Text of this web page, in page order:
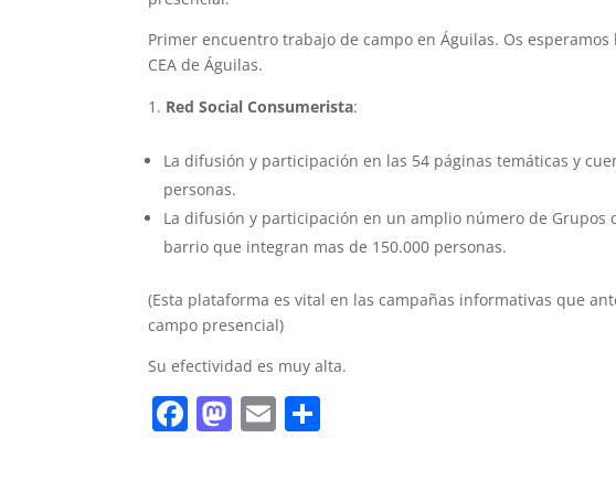
Primer encuentro trabajo de campo en Águilas. Os
CEA de Águilas.
Red Social Consumerista:
La difusión y participación en las 54 páginas temáticas y
personas.
La difusión y participación en un amplio número de Grupos
barrio que integran mas de 150.000 personas.
(Esta plataforma es vital en las campañas informativas que
campo presencial)
Su efectividad es muy alta.
F M E